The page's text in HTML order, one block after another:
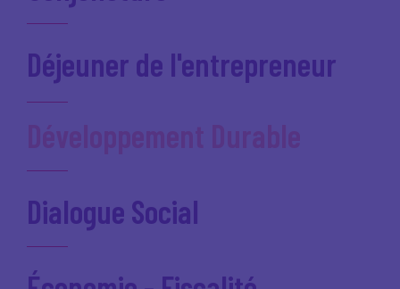
Déjeuner de l'entrepreneur
Dialogue Social